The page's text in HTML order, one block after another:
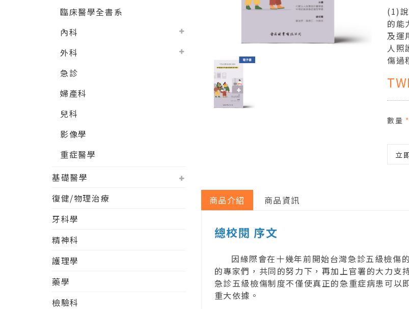
臨床醫學全書系
內科
外科
急診
婦產科
兒科
影像學
重症醫學
基礎醫學
復健/物理治療
牙科學
精神科
護理學
藥學
檢驗科
(1)
的能
及運
人照
傷過
數量 *
立
商品介紹 商品資訊
總校閱 序文
因緣際會在十幾年前開始台灣急診五級檢傷
的專家們，共同的努力下，再加上官署的大力
急診五級檢傷制度不僅使真正的急重症病患可以
重大依據。